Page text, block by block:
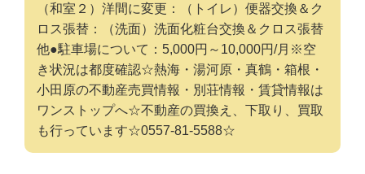
（和室２）洋間に変更：（トイレ）便器交換＆ク
ロス張替：（洗面）洗面化粧台交換＆クロス張替
他●駐車場について：5,000円～10,000円/月※空
き状況は都度確認☆熱海・湯河原・真鶴・箱根・
小田原の不動産売買情報・別荘情報・賃貸情報は
ワンストップへ☆不動産の買換え、下取り、買取
も行っています☆0557-81-5588☆